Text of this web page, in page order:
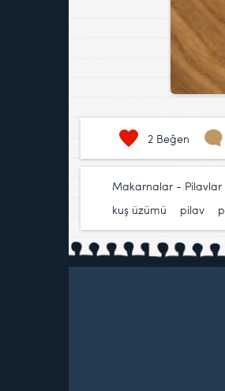
2 Beğen
Makarnalar - Pilavlar
kuş üzümü
pilav